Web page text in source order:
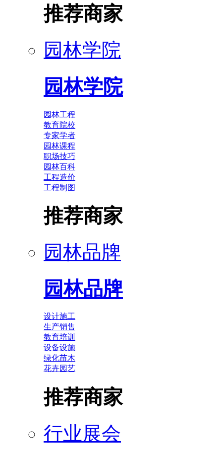
推荐商家
园林学院
园林学院
园林工程
教育院校
专家学者
园林课程
职场技巧
园林百科
工程造价
工程制图
推荐商家
园林品牌
园林品牌
设计施工
生产销售
教育培训
设备设施
绿化苗木
花卉园艺
推荐商家
行业展会